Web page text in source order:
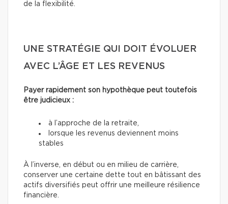
de la flexibilité.
UNE STRATÉGIE QUI DOIT ÉVOLUER
AVEC L’ÂGE ET LES REVENUS
Payer rapidement son hypothèque peut toutefois
être judicieux :
à l’approche de la retraite,
lorsque les revenus deviennent moins
stables
À l’inverse, en début ou en milieu de carrière,
conserver une certaine dette tout en bâtissant des
actifs diversifiés peut offrir une meilleure résilience
financière.